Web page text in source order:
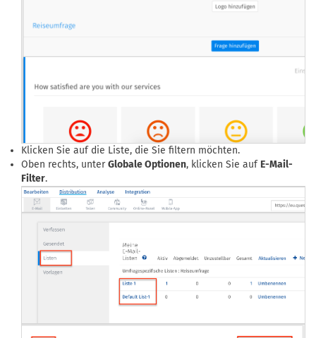
Klicken Sie auf die Liste, die Sie filtern möchten.
Oben rechts, unterGlobale Optionen, klicken Sie auf E-Mail-
Filter.